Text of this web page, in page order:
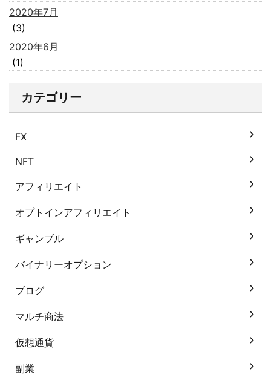
2020年7月
(3)
2020年6月
(1)
カテゴリー
FX
NFT
アフィリエイト
オプトインアフィリエイト
ギャンブル
バイナリーオプション
ブログ
マルチ商法
仮想通貨
副業